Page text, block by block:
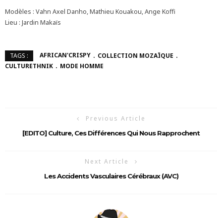
Modèles : Vahn Axel Danho, Mathieu Kouakou, Ange Koffi
Lieu : Jardin Makaïs
TAGS : AFRICAN'CRISPY
COLLECTION MOZAÏQUE
CULTURETHNIK
MODE HOMME
Previous Article
[EDITO] Culture, Ces Différences Qui Nous Rapprochent
Next Article
Les Accidents Vasculaires Cérébraux (AVC)